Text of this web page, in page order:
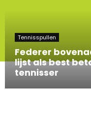
Tennisspullen
Federer
lijst als best
tennisser